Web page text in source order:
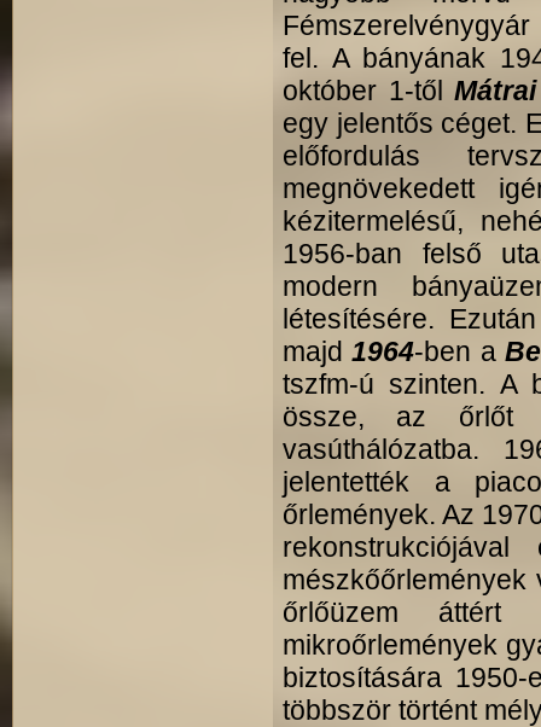
fel. A bányának
október 1-től
egy jelentős céget.
előfordulás
megnövekedett
kézitermelésű,
1956-ban felső
modern
létesítésére.
majd1964-ben a
tszfm-ú szinten. A
össze, az őrlőt
vasúthálózatba.
jelentették a
őrlemények. Az
őrlőüzem
mikroőrlemények
biztosítására
többször történt